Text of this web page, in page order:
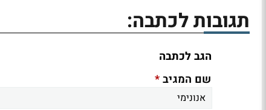
תגובות לכתבה:
הגב לכתבה
שם המגיב*